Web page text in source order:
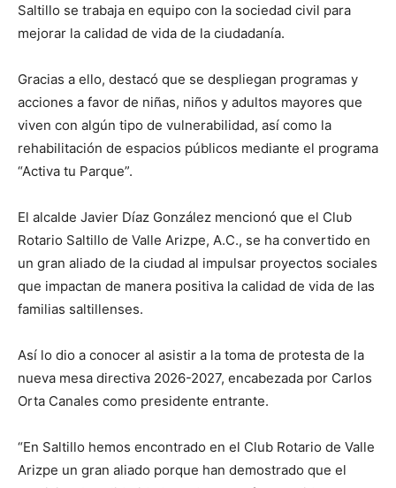
Saltillo se trabaja en equipo con la sociedad civil para
mejorar la calidad de vida de la ciudadanía.
Gracias a ello, destacó que se despliegan programas y
acciones a favor de niñas, niños y adultos mayores que
viven con algún tipo de vulnerabilidad, así como la
rehabilitación de espacios públicos mediante el programa
“Activa tu Parque”.
El alcalde Javier Díaz González mencionó que el Club
Rotario Saltillo de Valle Arizpe, A.C., se ha convertido en
un gran aliado de la ciudad al impulsar proyectos sociales
que impactan de manera positiva la calidad de vida de las
familias saltillenses.
Así lo dio a conocer al asistir a la toma de protesta de la
nueva mesa directiva 2026-2027, encabezada por Carlos
Orta Canales como presidente entrante.
“En Saltillo hemos encontrado en el Club Rotario de Valle
Arizpe un gran aliado porque han demostrado que el